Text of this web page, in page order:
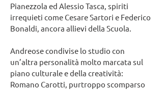
Pianezzola ed Alessio Tasca, spiriti
irrequieti come Cesare Sartori e Federico
Bonaldi, ancora allievi della Scuola.
Andreose condivise lo studio con
un’altra personalità molto marcata sul
piano culturale e della creatività:
Romano Carotti, purtroppo scomparso